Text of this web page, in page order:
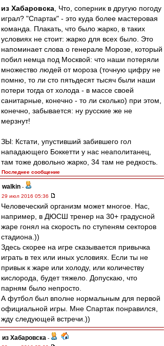
из Хабаровска , Что, соперник в другую погоду
играл? "Спартак" - это куда более мастеровая
команда. Плакать, что было жарко, в таких
условиях не стоит: жарко для всех было. Это
напоминает слова о генерале Морозе, который
побил немца под Москвой: что наши потеряли
множество людей от мороза (точную цифру не
помню, то ли сто пятьдесят тысяч были наши
потери тогда от холода - в массе своей
санитарные, конечно - то ли сколько) при этом,
конечно, забывается: ну русские же не
мерзнут!
ЗЫ: Кстати, упустивший забившего гол
нападающего Боккетти у нас неаполитанец,
там тоже довольно жарко, 34 там не редкость.
Последнее сообщение
walkin -
29 июл 2016 05:36
Человеческий организм может многое. Нас,
например, в ДЮСШ тренер на 30+ градусной
жаре гонял на скорость по ступеням секторов
стадиона.))
Здесь скорее на игре сказывается привычка
играть в тех или иных условиях. Если ты не
привык к жаре или холоду, или количеству
кислорода, будет тяжело. Допускаю, что
парням было непросто.
А футбол был вполне нормальным для первой
официальной игры. Мне Спартак понравился,
жду следующей встречи.))
из Хабаровска -